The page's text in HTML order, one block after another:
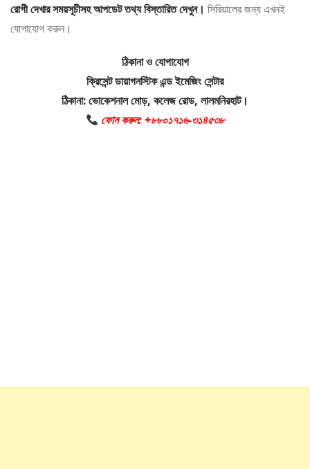
রোগী দেখার সময়সূচীসহ আপডেট তথ্য বিস্তারিত দেখুন। সিরিয়ালের জন্য এখনই
যোগাযোগ করুন।
ঠিকানা ও যোগাযোগ
ক্রিসেন্ট ডায়াগনস্টিক এন্ড ইমেজিং সেন্টার
ঠিকানা: ভোকেশনাল মোড়, কলেজ রোড, লালমনিরহাট।
ফোন করুন: +৮৮০১৭১৬-৩১৪৫৩৮